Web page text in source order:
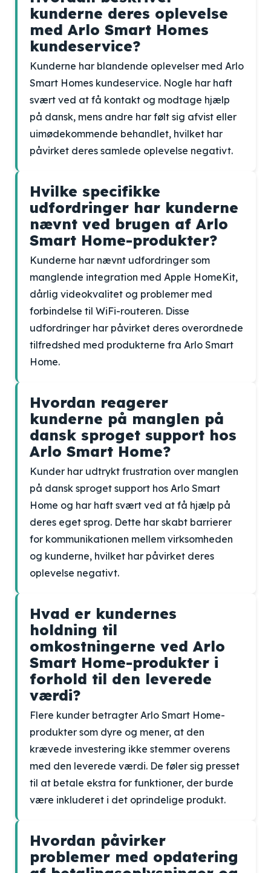
kunderne deres oplevelse
med Arlo Smart Homes
kundeservice?
Kunderne har blandende oplevelser med Arlo
Smart Homes kundeservice. Nogle har haft
svært ved at få kontakt og modtage hjælp
på dansk, mens andre har følt sig afvist eller
uimødekommende behandlet, hvilket har
påvirket deres samlede oplevelse negativt.
Hvilke specifikke
udfordringer har kunderne
nævnt ved brugen af Arlo
Smart Home-produkter?
Kunderne har nævnt udfordringer som
manglende integration med Apple HomeKit,
dårlig videokvalitet og problemer med
forbindelse til WiFi-routeren. Disse
udfordringer har påvirket deres overordnede
tilfredshed med produkterne fra Arlo Smart
Home.
Hvordan reagerer
kunderne på manglen på
dansk sproget support hos
Arlo Smart Home?
Kunder har udtrykt frustration over manglen
på dansk sproget support hos Arlo Smart
Home og har haft svært ved at få hjælp på
deres eget sprog. Dette har skabt barrierer
for kommunikationen mellem virksomheden
og kunderne, hvilket har påvirket deres
oplevelse negativt.
Hvad er kundernes
holdning til
omkostningerne ved Arlo
Smart Home-produkter i
forhold til den leverede
værdi?
Flere kunder betragter Arlo Smart Home-
produkter som dyre og mener, at den
krævede investering ikke stemmer overens
med den leverede værdi. De føler sig presset
til at betale ekstra for funktioner, der burde
være inkluderet i det oprindelige produkt.
Hvordan påvirker
problemer med opdatering